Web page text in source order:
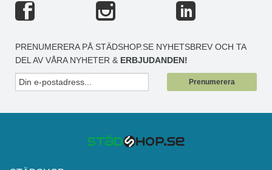
PRENUMERERA PÅ STÄDSHOP.SE NYHETSBREV OCH TA
DEL AV VÅRA NYHETER & ERBJUDANDEN!
Prenumerera